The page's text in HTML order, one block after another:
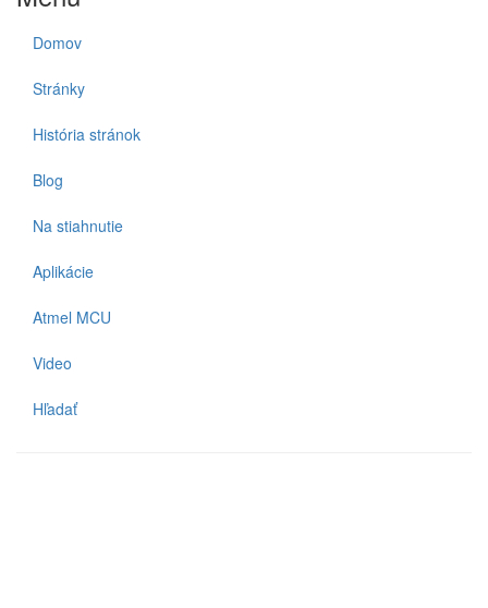
Domov
Stránky
História stránok
Blog
Na stiahnutie
Aplikácie
Atmel MCU
Video
Hľadať